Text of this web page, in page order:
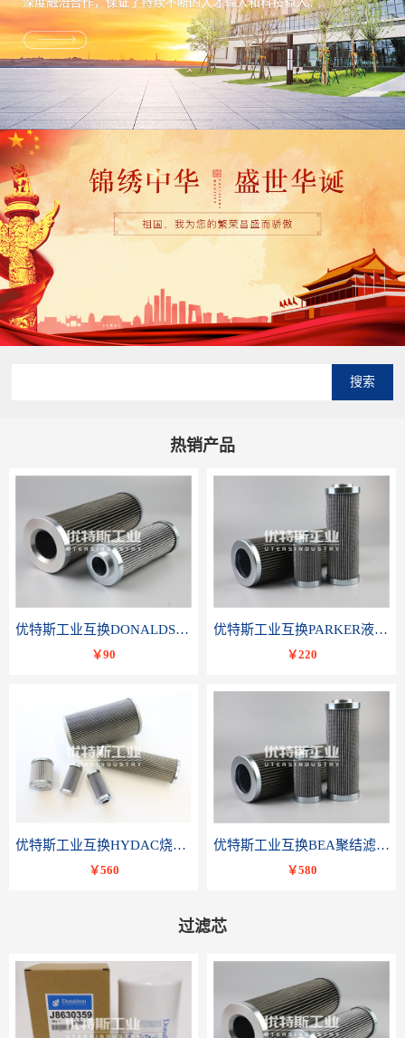
搜索
热销产品
优特斯工业互换DONALDSON唐纳森液压滤芯P566336
￥90
优特斯工业互换PARKER液压油滤芯TXWL8C-GDL10
￥220
优特斯工业互换HYDAC烧结滤芯318081 060-DR-100-D-V
￥560
优特斯工业互换BEA聚结滤芯FCR-4002-RC
￥580
过滤芯